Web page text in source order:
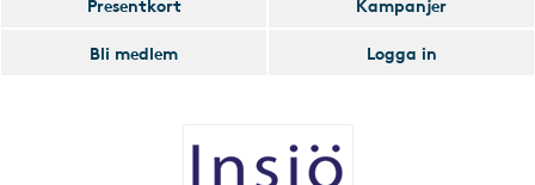
Presentkort
Kampanjer
Bli medlem
Logga in